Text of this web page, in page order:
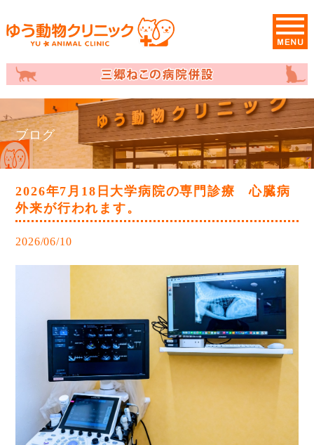
ブログ
2026年7月18日大学病院の専門診療 心臓病
外来が行われます。
2026/06/10